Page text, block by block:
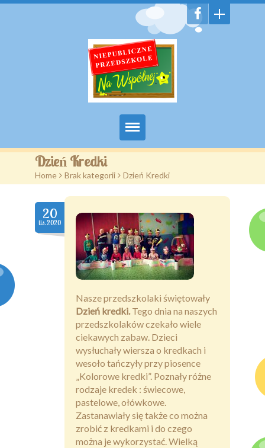
Witamy
Aktualności
Galeria
Features
Pages
Dzień Kredki
Home > Brak kategorii > Dzień Kredki
20
lis.2020
Nasze przedszkolaki świętowały
Dzień kredki.Tego dnia na naszych
przedszkolaków czekało wiele
ciekawych zabaw. Dzieci
wysłuchały wiersza o kredkach i
wesoło tańczyły przy piosence
„Kolorowe kredki”. Poznały różne
rodzaje kredek : świecowe,
pastelowe, ołówkowe.
Zastanawiały się także co można
zrobić z kredkami i do czego
można je wykorzystać. Wielką